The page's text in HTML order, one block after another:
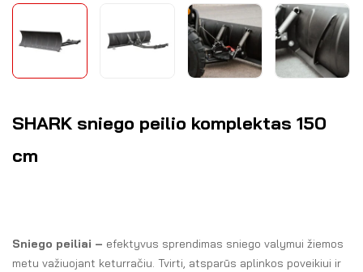
SHARK sniego peilio komplektas 150
cm
Sniego peiliai – efektyvus sprendimas sniego valymui žiemos
metu važiuojant keturračiu. Tvirti, atsparūs aplinkos poveikiui ir